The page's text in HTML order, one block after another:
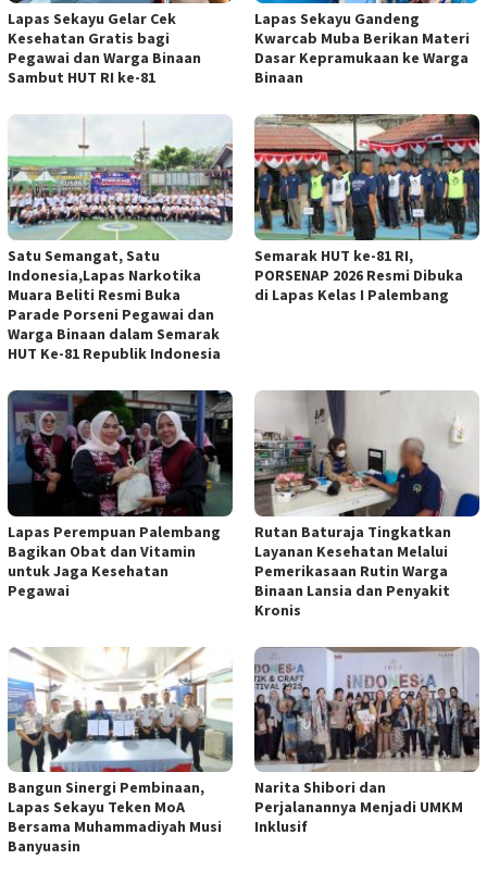
Lapas Sekayu Gelar Cek
Kesehatan Gratis bagi
Pegawai dan Warga Binaan
Sambut HUT RI ke-81
Lapas Sekayu Gandeng
Kwarcab Muba Berikan Materi
Dasar Kepramukaan ke Warga
Binaan
Satu Semangat, Satu
Indonesia,Lapas Narkotika
Muara Beliti Resmi Buka
Parade Porseni Pegawai dan
Warga Binaan dalam Semarak
HUT Ke-81 Republik Indonesia
Semarak HUT ke-81 RI,
PORSENAP 2026 Resmi Dibuka
di Lapas Kelas I Palembang
Lapas Perempuan Palembang
Bagikan Obat dan Vitamin
untuk Jaga Kesehatan
Pegawai
Rutan Baturaja Tingkatkan
Layanan Kesehatan Melalui
Pemerikasaan Rutin Warga
Binaan Lansia dan Penyakit
Kronis
Bangun Sinergi Pembinaan,
Lapas Sekayu Teken MoA
Bersama Muhammadiyah Musi
Banyuasin
Narita Shibori dan
Perjalanannya Menjadi UMKM
Inklusif